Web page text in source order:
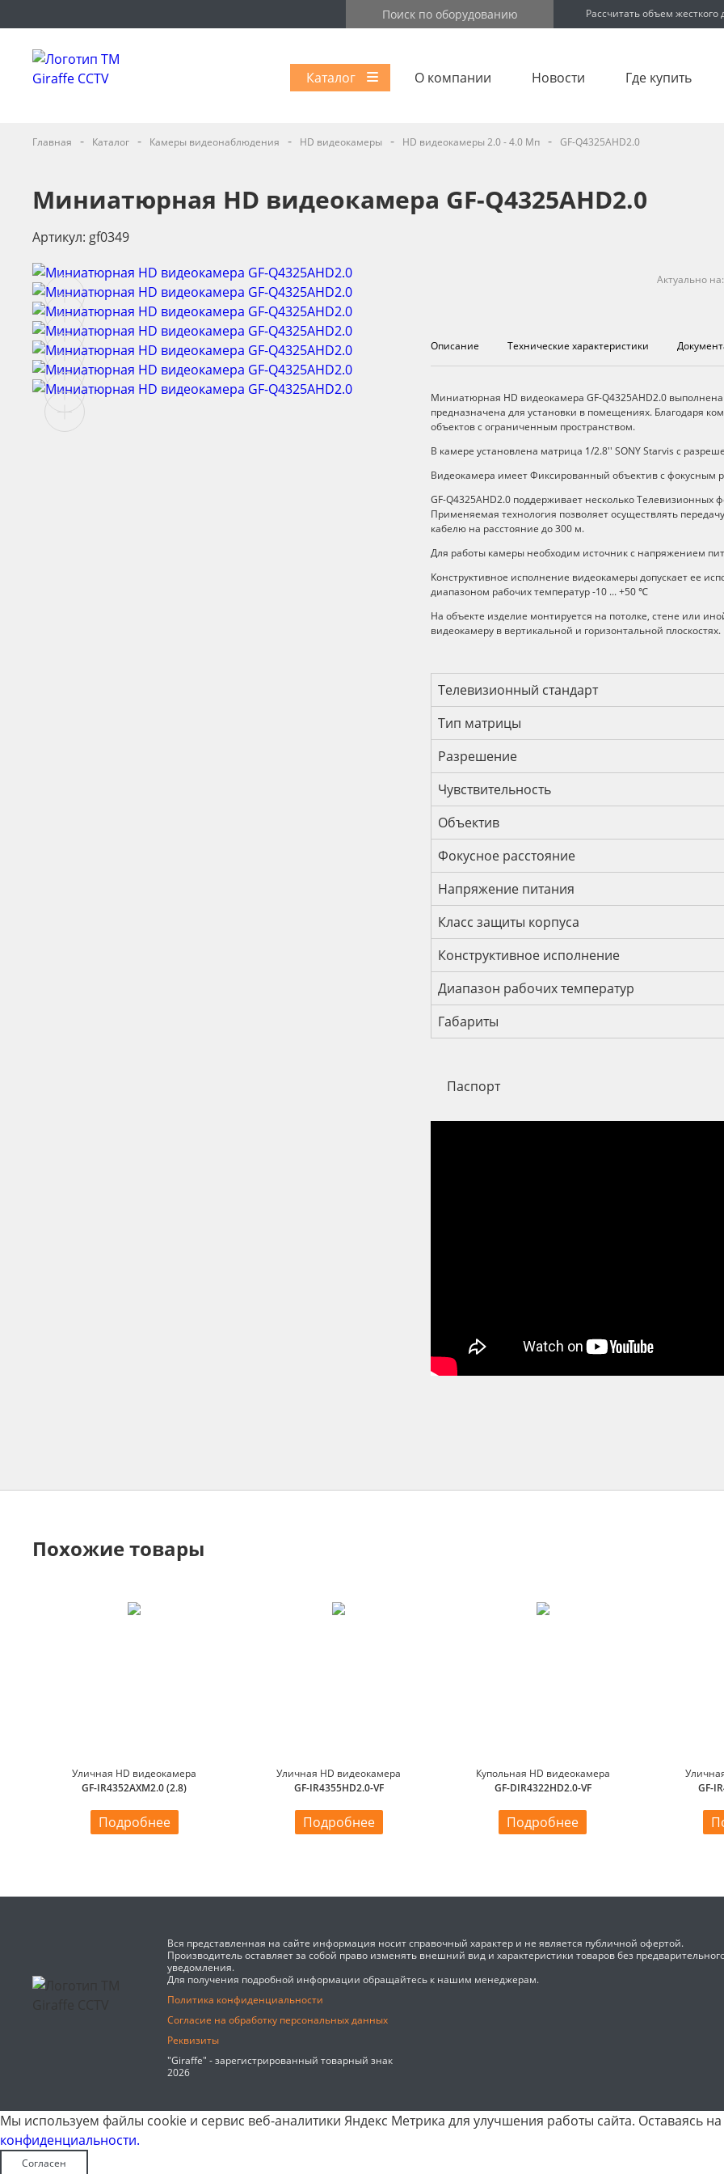
Рассчитать объем жесткого
Каталог О компании Новости Где купить
Главная - Каталог - Камеры видеонаблюдения - HD видеокамеры - HD видеокамеры 2.0 - 4.0 Мп - GF-Q4325AHD2.0
Миниатюрная HD видеокамера GF-Q4325AHD2.0
Артикул: gf0349
Актуально на:
Описание Технические характеристики
Описание
Миниатюрная HD видеокамера GF-Q4325AHD2.0
предназначена для установки в помещениях. Благодаря
объектов с ограниченным пространством.
В камере установлена матрица 1/2.8'' SONY Starvis с
Видеокамера имеет Фиксированный объектив с фокусным
GF-Q4325AHD2.0 поддерживает несколько Телевизионных
Применяемая технология позволяет осуществлять
кабелю на расстояние до 300 м.
Для работы камеры необходим источник с напряжением
Конструктивное исполнение видеокамеры допускает ее
диапазоном рабочих температур -10 ... +50 ℃
На объекте изделие монтируется на потолке, стене или
видеокамеру в вертикальной и горизонтальной плоскостях.
Технические характеристики
Телевизионный стандарт
Тип матрицы
Разрешение
Чувствительность
Объектив
Фокусное расстояние
Напряжение питания
Класс защиты корпуса
Конструктивное исполнение
Диапазон рабочих температур
Габариты
Паспорт
Похожие товары
Уличная HD видеокамера
GF-IR4352AXM2.0 (2.8)
Подробнее
Уличная HD видеокамера
GF-IR4355HD2.0-VF
Подробнее
Купольная HD видеокамера
GF-DIR4322HD2.0-VF
Подробнее
GF-
Вся представленная на сайте информация носит справочный характер и не является публичной офертой.
Производитель оставляет за собой право изменять внешний вид и характеристики товаров без
уведомления.
Для получения подробной информации обращайтесь к нашим менеджерам.
Политика конфиденциальности
Согласие на обработку персональных данных
Реквизиты
"Giraffe" - зарегистрированный товарный знак
2026
Мы используем файлы cookie и сервис веб-аналитики Яндекс Метрика для улучшения работы сайта. Оставаясь на
конфиденциальности.
Согласен